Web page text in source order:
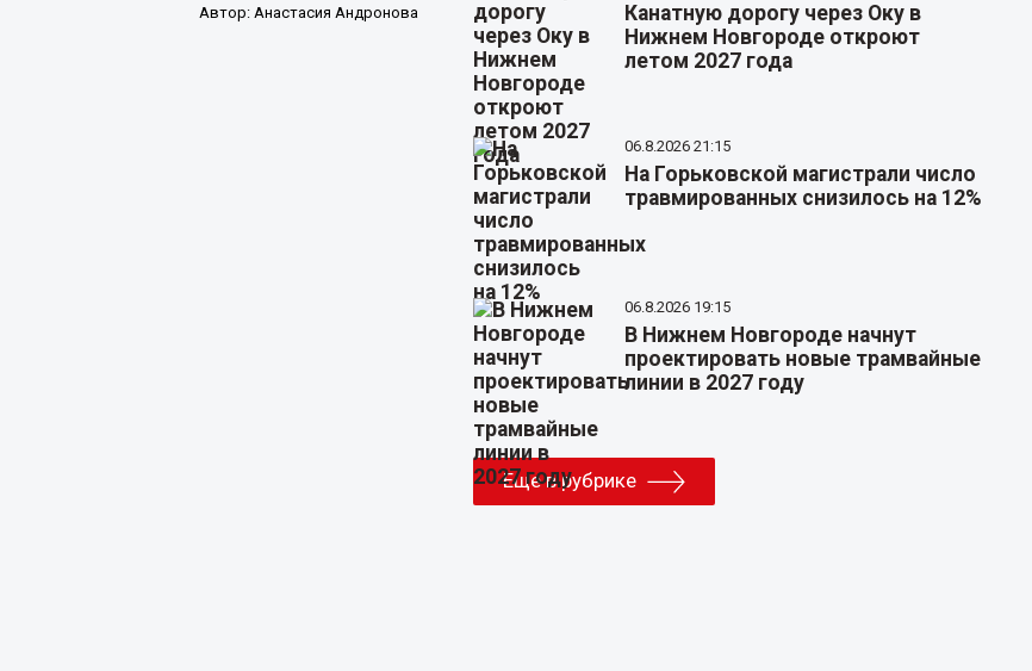
Автор: Анастасия Андронова
Канатную дорогу через Оку в
Нижнем Новгороде откроют
летом 2027 года
06.8.2026 21:15
На Горьковской магистрали число
травмированных снизилось на 12%
06.8.2026 19:15
В Нижнем Новгороде начнут
проектировать новые трамвайные
линии в 2027 году
Еще в рубрике